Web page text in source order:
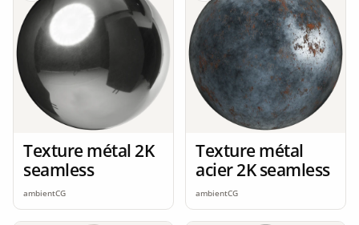
Texture métal 2K
seamless
ambientCG
Texture métal
acier 2K seamless
ambientCG